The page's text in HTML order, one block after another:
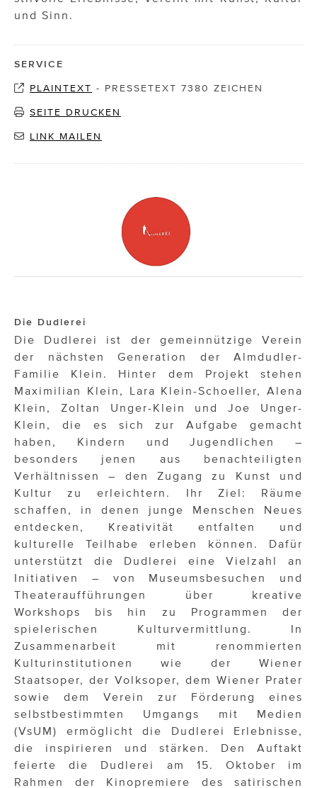
und Sinn.
SERVICE
PLAINTEXT - PRESSETEXT 7380 ZEICHEN
SEITE DRUCKEN
LINK MAILEN
Die Dudlerei
Die Dudlerei ist der gemeinnützige Verein
der nächsten Generation der Almdudler-
Familie Klein. Hinter dem Projekt stehen
Maximilian Klein, Lara Klein-Schoeller, Alena
Klein, Zoltan Unger-Klein und Joe Unger-
Klein, die es sich zur Aufgabe gemacht
haben, Kindern und Jugendlichen –
besonders jenen aus benachteiligten
Verhältnissen – den Zugang zu Kunst und
Kultur zu erleichtern. Ihr Ziel: Räume
schaffen, in denen junge Menschen Neues
entdecken, Kreativität entfalten und
kulturelle Teilhabe erleben können. Dafür
unterstützt die Dudlerei eine Vielzahl an
Initiativen – von Museumsbesuchen und
Theateraufführungen über kreative
Workshops bis hin zu Programmen der
spielerischen Kulturvermittlung. In
Zusammenarbeit mit renommierten
Kulturinstitutionen wie der Wiener
Staatsoper, der Volksoper, dem Wiener Prater
sowie dem Verein zur Förderung eines
selbstbestimmten Umgangs mit Medien
(VsUM) ermöglicht die Dudlerei Erlebnisse,
die inspirieren und stärken. Den Auftakt
feierte die Dudlerei am 15. Oktober im
Rahmen der Kinopremiere des satirischen